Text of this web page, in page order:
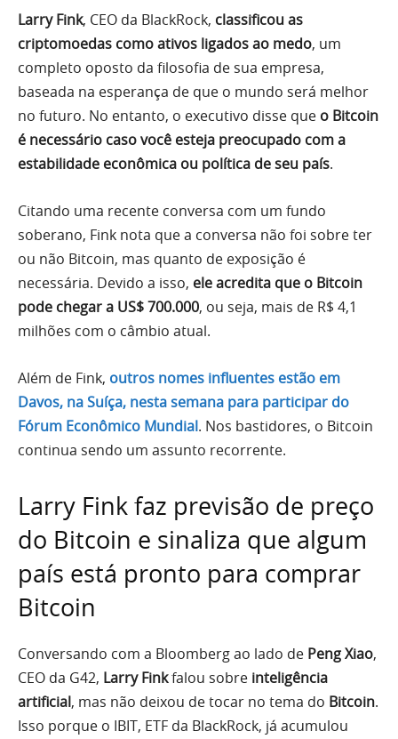
Larry Fink, CEO da BlackRock, classificou as
criptomoedas como ativos ligados ao medo, um
completo oposto da filosofia de sua empresa,
baseada na esperança de que o mundo será melhor
no futuro. No entanto, o executivo disse que o Bitcoin
é necessário caso você esteja preocupado com a
estabilidade econômica ou política de seu país.
Citando uma recente conversa com um fundo
soberano, Fink nota que a conversa não foi sobre ter
ou não Bitcoin, mas quanto de exposição é
necessária. Devido a isso, ele acredita que o Bitcoin
pode chegar a US$ 700.000, ou seja, mais de R$ 4,1
milhões com o câmbio atual.
Além de Fink, outros nomes influentes estão em
Davos, na Suíça, nesta semana para participar do
Fórum Econômico Mundial. Nos bastidores, o Bitcoin
continua sendo um assunto recorrente.
Larry Fink faz previsão de preço
do Bitcoin e sinaliza que algum
país está pronto para comprar
Bitcoin
Conversando com a Bloomberg ao lado de Peng Xiao,
CEO da G42, Larry Finkfalou sobre inteligência
artificial, mas não deixou de tocar no tema do Bitcoin.
Isso porque o IBIT, ETF da BlackRock, já acumulou